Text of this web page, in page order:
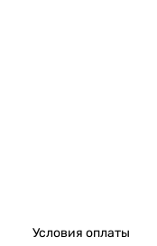
Условия оплаты